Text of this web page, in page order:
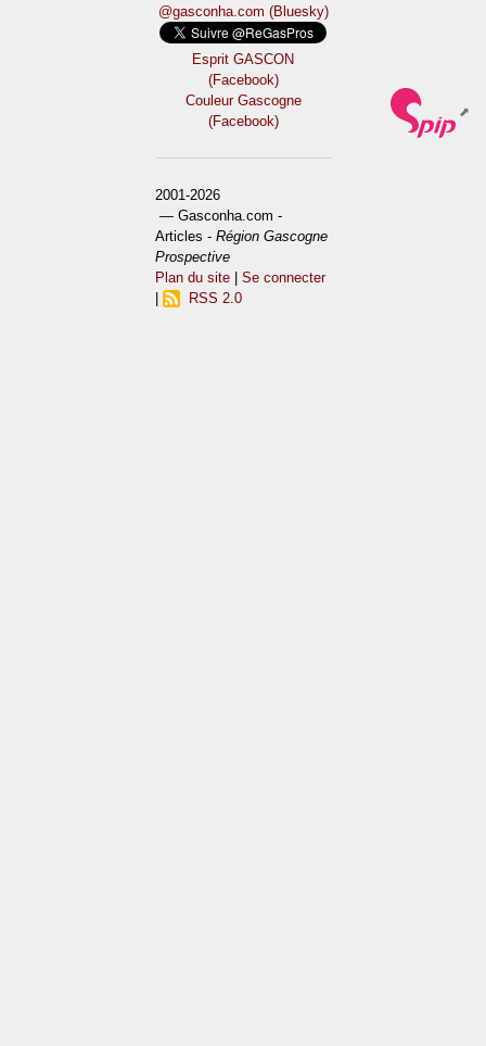
@gasconha.com (Bluesky)
Esprit GASCON
(Facebook)
Couleur Gascogne
(Facebook)
2001-2026
— Gasconha.com -
Articles -Région Gascogne
Prospective
Plan du site |Se connecter
RSS 2.0